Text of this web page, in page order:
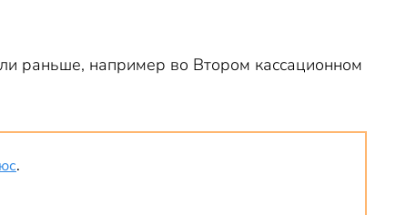
раньше, например во Втором кассационном
.